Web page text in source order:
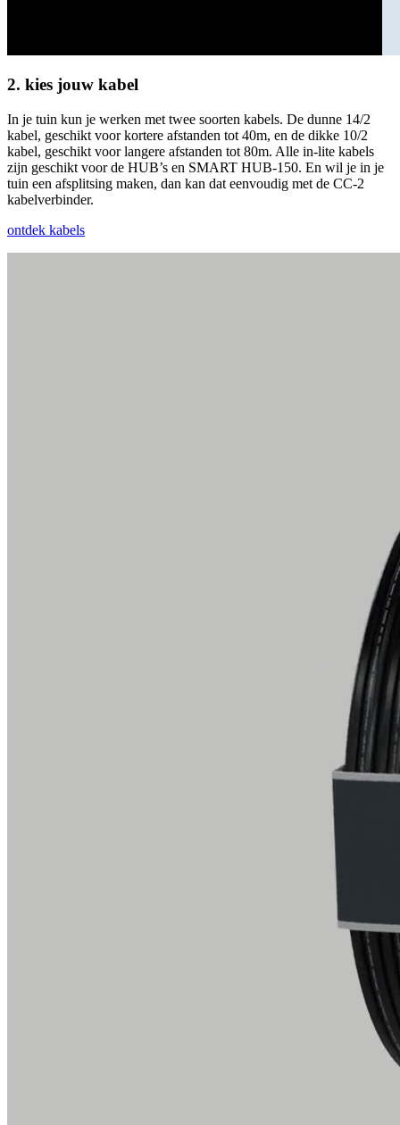
2. kies jouw kabel
In je tuin kun je werken met twee soorten kabels. De dunne 14/2
kabel, geschikt voor kortere afstanden tot 40m, en de dikke 10/2
kabel, geschikt voor langere afstanden tot 80m. Alle in-lite kabels
zijn geschikt voor de HUB’s en SMART HUB-150. En wil je in je
tuin een afsplitsing maken, dan kan dat eenvoudig met de CC-2
kabelverbinder.
ontdek kabels